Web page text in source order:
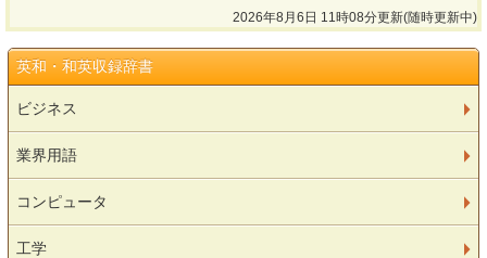
2026年8月6日 11時08分更新(随時更新中)
英和・和英収録辞書
ビジネス
業界用語
コンピュータ
工学